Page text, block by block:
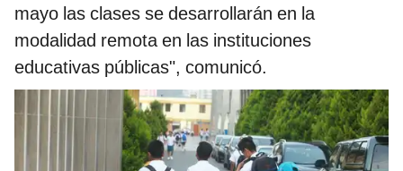
mayo las clases se desarrollarán en la
modalidad remota en las instituciones
educativas públicas", comunicó.